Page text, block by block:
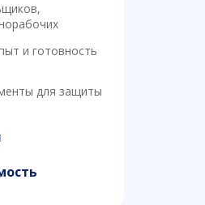
и готовность
для защиты